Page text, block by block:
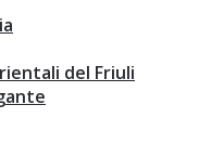
del Friuli